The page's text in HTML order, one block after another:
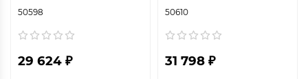
50598
29 624 ₽
50610
31 798 ₽